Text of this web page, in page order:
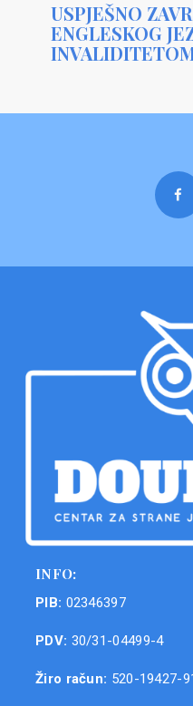
USPJEŠNO
ENGLESKOG
INFO:
PIB: 02346397
PDV: 30/31-04499-4
Žiro račun: 520-19427-